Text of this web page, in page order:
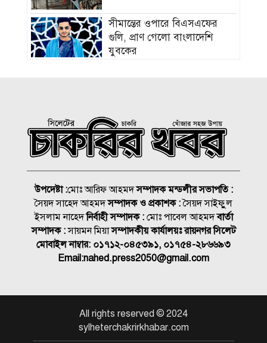
সীমান্তের ওপারে বিএসএফের
গুলি, প্রাণ গেলো বাংলাদেশি
যুবকের
সিলেটে ১৪ মাস পর আবারও
করোনা শনাক্ত
নিসচা সম্মাননা পেলেন লায়ন গনি
মিয়া বাবুল
সংবাদপত্র এজেন্ট হাফিজ উল্লাহ’র
জুলাই গণঅভ্যুত্থান স্বৈরাচারের
বিরুদ্ধে এক যুগান্তকারী অধ্যায়:
উপদেষ্টা :মোঃ আরিফ আহমদসম্পাদক মন্ডলীর সভাপতি :
সৈয়দ সাহেদ আহমদসম্পাদক ও প্রকাশক :সৈয়দ সাইফুুল
ইসলাম নাহেদনির্বাহী সম্পাদক :মোঃ পাবেল আহমদবার্তা
সম্পাদক :সায়মন মিয়াসম্পাদকীয় কার্যালয়ঃ রায়নগর সিলেট
মোবাইল নাম্বার: ০১৭১২-০৪৫৩৯১, ০১৭৫৪-২৮৬৬৯৩
Email:nahed.press2050@gmail.com
All rights reserved © 2024
sylheterchakrirkhabar.com